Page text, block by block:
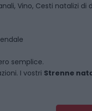
Vino, Cesti natalizi
semplice.
I vostri Strenne